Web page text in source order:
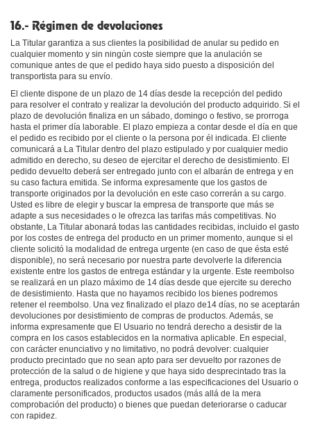
16.- Régimen de devoluciones
La Titular garantiza a sus clientes la posibilidad de anular su pedido en
cualquier momento y sin ningún coste siempre que la anulación se
comunique antes de que el pedido haya sido puesto a disposición del
transportista para su envío.
El cliente dispone de un plazo de 14 días desde la recepción del pedido
para resolver el contrato y realizar la devolución del producto adquirido. Si el
plazo de devolución finaliza en un sábado, domingo o festivo, se prorroga
hasta el primer día laborable. El plazo empieza a contar desde el día en que
el pedido es recibido por el cliente o la persona por él indicada. El cliente
comunicará a La Titular dentro del plazo estipulado y por cualquier medio
admitido en derecho, su deseo de ejercitar el derecho de desistimiento. El
pedido devuelto deberá ser entregado junto con el albarán de entrega y en
su caso factura emitida. Se informa expresamente que los gastos de
transporte originados por la devolución en este caso correrán a su cargo.
Usted es libre de elegir y buscar la empresa de transporte que más se
adapte a sus necesidades o le ofrezca las tarifas más competitivas. No
obstante, La Titular abonará todas las cantidades recibidas, incluido el gasto
por los costes de entrega del producto en un primer momento, aunque si el
cliente solicitó la modalidad de entrega urgente (en caso de que ésta esté
disponible), no será necesario por nuestra parte devolverle la diferencia
existente entre los gastos de entrega estándar y la urgente. Este reembolso
se realizará en un plazo máximo de 14 días desde que ejercite su derecho
de desistimiento. Hasta que no hayamos recibido los bienes podremos
retener el reembolso. Una vez finalizado el plazo de14 días, no se aceptarán
devoluciones por desistimiento de compras de productos. Además, se
informa expresamente que El Usuario no tendrá derecho a desistir de la
compra en los casos establecidos en la normativa aplicable. En especial,
con carácter enunciativo y no limitativo, no podrá devolver: cualquier
producto precintado que no sean apto para ser devuelto por razones de
protección de la salud o de higiene y que haya sido desprecintado tras la
entrega, productos realizados conforme a las especificaciones del Usuario o
claramente personificados, productos usados (más allá de la mera
comprobación del producto) o bienes que puedan deteriorarse o caducar
con rapidez.